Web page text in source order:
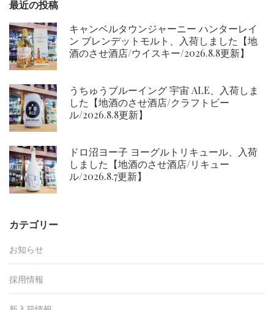
最近の投稿
キャンベルタウンジャーニー ハンターレイ
ン ブレンデットモルト、入荷しました【地
酒のさせ酒店/ウイスキー/2026.8.8更新】
うちゅうブルーイング 宇宙 ALE、入荷しま
した【地酒のさせ酒店/クラフトビー
ル/2026.8.8更新】
ドロ沼ヨー子 ヨーグルトリキュール、入荷
しました【地酒のさせ酒店/リキュー
ル/2026.8.7更新】
カテゴリー
お知らせ
採用情報